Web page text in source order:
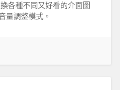
各種不同又好看的介面圖
量調整模式。